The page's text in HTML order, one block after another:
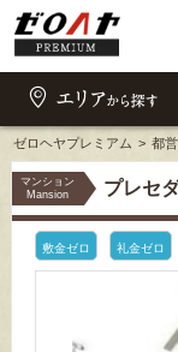
ゼロヘヤプレミアム 都
マンション
Mansion
プレセ
敷金ゼロ 礼金ゼロ